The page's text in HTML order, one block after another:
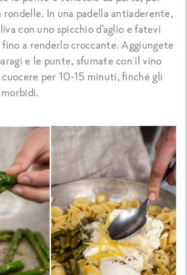
rondelle. In una padella antiaderente,
con uno spicchio d’aglio e fatevi
fino a renderlo croccante. Aggiungete
e le punte, sfumate con il vino
per 10-15 minuti, finché gli